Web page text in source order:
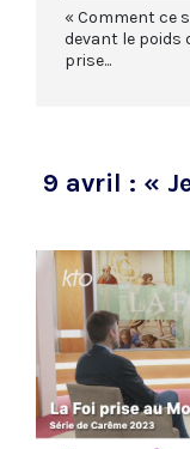
« Comment ce
devant le poids
prise...
9 avril : «